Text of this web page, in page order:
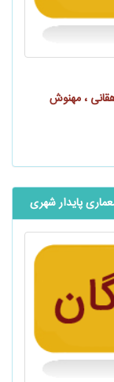
، مهنوش
پایدار شهری